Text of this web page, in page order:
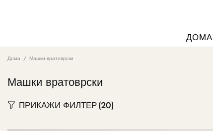
ДОМА
Дома Машки вратоврски
Машки вратоврски
ПРИКАЖИ ФИЛТЕР(20)